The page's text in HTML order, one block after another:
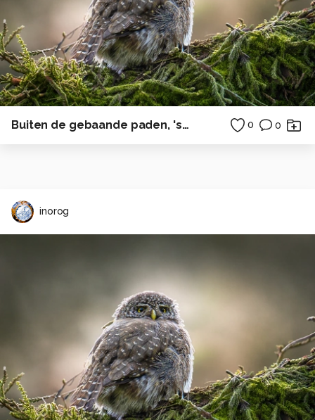
Buiten de gebaande paden, 's avonds 0 0
inorog